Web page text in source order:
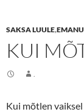
SAKSA LUULE,
KUI
Kui mõtlen